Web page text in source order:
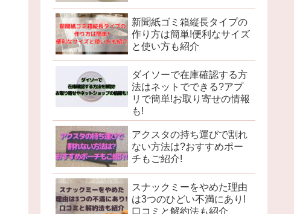
新聞紙ゴミ箱縦長タイプの
作り方は簡単!便利なサイズ
と使い方も紹介
ダイソーで在庫確認する方
法はネットでできる?アプ
リで簡単!お取り寄せの情報
も!
アクスタの持ち運びで割れ
ない方法は?おすすめポー
チもご紹介!
スナックミーをやめた理由
は3つのひどい不満にあり!
口コミと解約法も紹介